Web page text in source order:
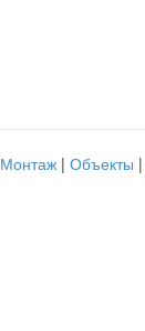
Монтаж | Объекты |